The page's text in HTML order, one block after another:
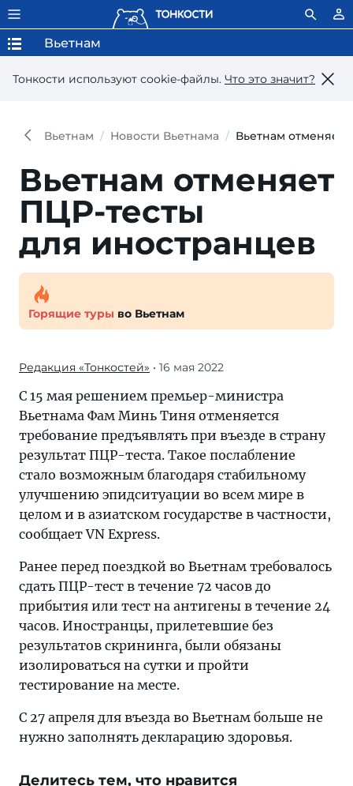
Тонкости используют сookie-файлы. Что это значит?
Вьетнам
Вьетнам Новости Вьетнама Вьетнам отменяет
Вьетнам отменяет
ПЦР-тесты
для иностранцев
Горящие туры во Вьетнам
Редакция «Тонкостей» • 16 мая 2022
С 15 мая решением премьер-министра
Вьетнама Фам Минь Тиня отменяется
требование предъявлять при въезде в страну
результат ПЦР-теста. Такое послабление
стало возможным благодаря стабильному
улучшению эпидситуации во всем мире в
целом и в азиатском государстве в частности,
сообщает VN Express.
Ранее перед поездкой во Вьетнам требовалось
сдать ПЦР-тест в течение 72 часов до
прибытия или тест на антигены в течение 24
часов. Иностранцы, прилетевшие без
результатов скрининга, были обязаны
изолироваться на сутки и пройти
тестирование на месте.
С 27 апреля для въезда во Вьетнам больше не
нужно заполнять декларацию здоровья.
Делитесь тем, что нравится